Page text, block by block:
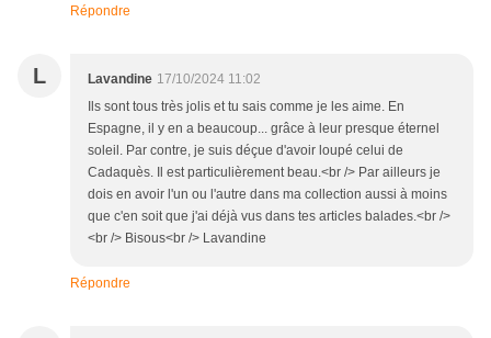
Répondre
L Lavandine 17/10/2024 11:02
Ils sont tous très jolis et tu sais comme je les aime. En
Espagne, il y en a beaucoup... grâce à leur presque éternel
soleil. Par contre, je suis déçue d'avoir loupé celui de
Cadaquès. Il est particulièrement beau.<br /> Par ailleurs je
dois en avoir l'un ou l'autre dans ma collection aussi à moins
que c'en soit que j'ai déjà vus dans tes articles balades.<br />
<br /> Bisous<br /> Lavandine
Répondre